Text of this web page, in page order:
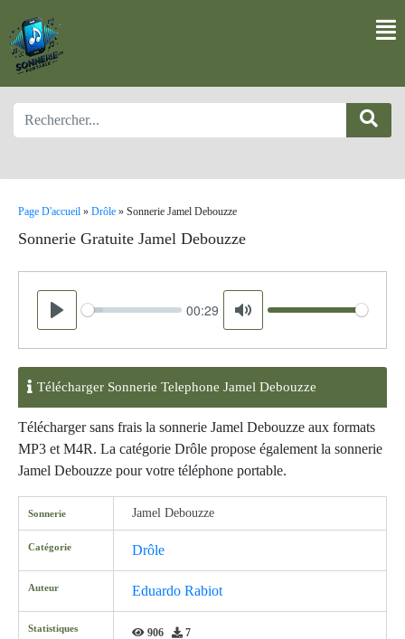
Page D'accueil » Drôle » Sonnerie Jamel Debouzze
Sonnerie Gratuite Jamel Debouzze
Play
Seek 00:29
Mute
Volume
Télécharger Sonnerie Telephone Jamel Debouzze
Télécharger sans frais la sonnerie Jamel Debouzze aux formats
MP3 et M4R. La catégorie Drôle propose également la sonnerie
Jamel Debouzze pour votre téléphone portable.
Sonnerie Jamel Debouzze
Catégorie Drôle
Auteur Eduardo Rabiot
Statistiques 906 7